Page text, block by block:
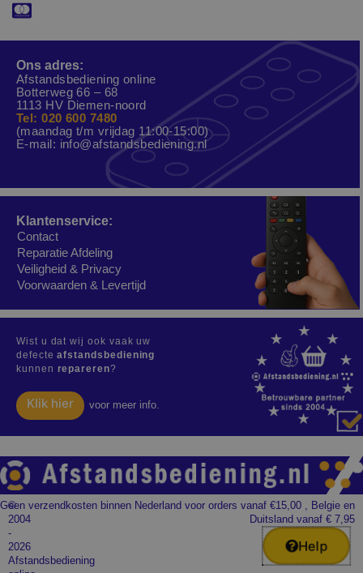
Ons adres:
Afstandsbediening online
Botterweg 66 – 68
1113 HV Diemen-noord
Tel: 020 600 7480
(maandag t/m vrijdag 11:00-15:00)
E-mail: info@afstandsbediening.nl
Klantenservice:
Contact
Reparatie Afdeling
Veiligheid & Privacy
Voorwaarden & Levertijd
Wist u dat wij ook vaak uw
defecteafstandsbediening
kunnen repareren?
Klik hier voor meer info.
©
2004
-
2026
Afstandsbediening
Geen verzendkosten binnen Nederland voor orders vanaf €15,00 , Belgie en
Duitsland vanaf € 7,95
Help